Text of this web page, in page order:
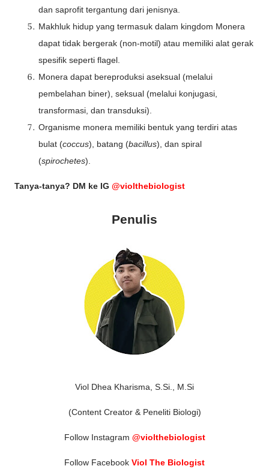
dan saprofit tergantung dari jenisnya.
Makhluk hidup yang termasuk dalam kingdom Monera
dapat tidak bergerak (non-motil) atau memiliki alat gerak
spesifik seperti flagel.
Monera dapat bereproduksi aseksual (melalui
pembelahan biner), seksual (melalui konjugasi,
transformasi, dan transduksi).
Organisme monera memiliki bentuk yang terdiri atas
bulat (coccus), batang (bacillus), dan spiral
(spirochetes).
Tanya-tanya? DM ke IG @violthebiologist
Penulis
Viol Dhea Kharisma, S.Si., M.Si
(Content Creator & Peneliti Biologi)
Follow Instagram @violthebiologist
Follow Facebook Viol The Biologist